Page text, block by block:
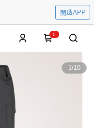
開啟APP
0
1/10